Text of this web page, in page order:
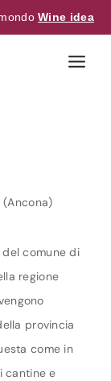
Wine idea
del comune di
regione
provincia
come in
cantine e